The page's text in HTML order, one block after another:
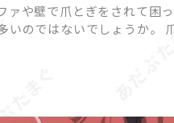
ァや壁で爪とぎをされて困
いのではないでしょうか。